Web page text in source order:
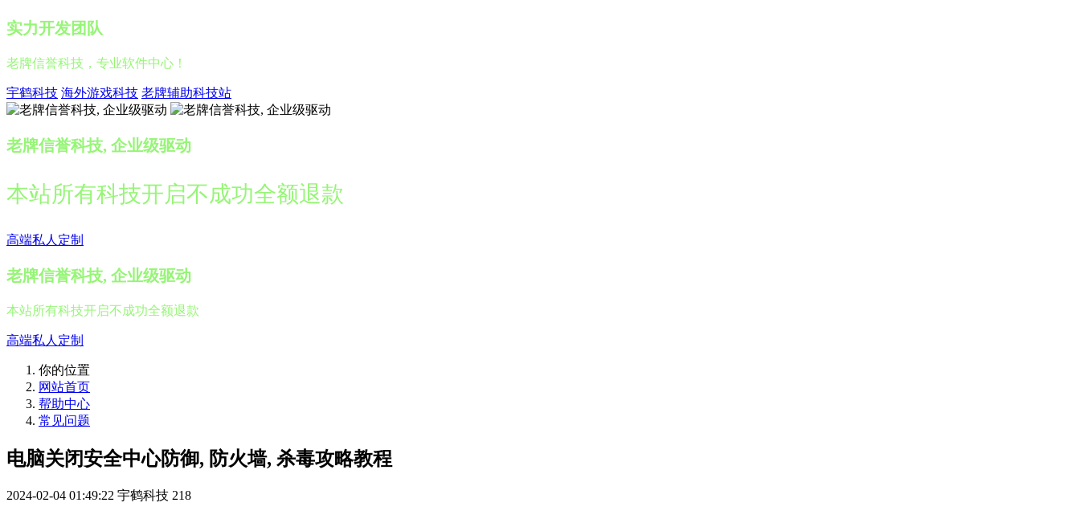
实力开发团队
老牌信誉科技，专业软件中心！
宇鹤科技 海外游戏科技 老牌辅助科技站
老牌信誉科技, 企业级驱动
本站所有科技开启不成功全额退款
高端私人定制
老牌信誉科技, 企业级驱动
本站所有科技开启不成功全额退款
高端私人定制
你的位置
网站首页
帮助中心
常见问题
电脑关闭安全中心防御, 防火墙, 杀毒攻略教程
2024-02-04 01:49:22 宇鹤科技 218